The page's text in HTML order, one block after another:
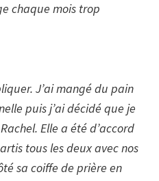
chaque mois trop
J’ai mangé du pain
puis j’ai décidé que je
Elle a été d’accord
tous les deux avec nos
sa coiffe de prière en